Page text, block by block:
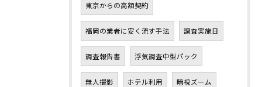
東京からの高額契約
福岡の業者に安く流す手法 調査実施日
調査報告書 浮気調査中型パック
無人撮影 ホテル利用 暗視ズーム